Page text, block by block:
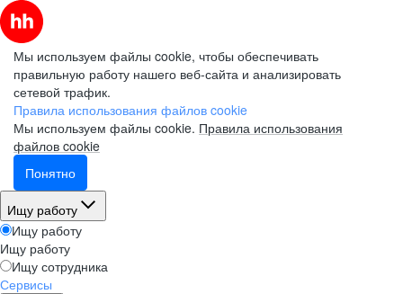
Мы используем файлы cookie, чтобы обеспечивать
правильную работу нашего веб-сайта и анализировать
сетевой трафик.
Правила использования файлов cookie
Мы используем файлы cookie. Правила использования
файлов cookie
Понятно
Ищу работу
Ищу работу
Ищу работу
Ищу сотрудника
Сервисы